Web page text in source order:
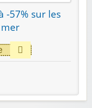
-57% sur les